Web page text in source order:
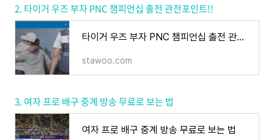
2. 타이거 우즈 부자 PNC 챔피언십 출전 관전포인트!!
타이거 우즈 부자 PNC 챔피언십 출전 관전포인트!!
stawoo.com
3. 여자 프로 배구 중계 방송 무료로 보는 법
여자 프로 배구 중계 방송 무료로 보는 법